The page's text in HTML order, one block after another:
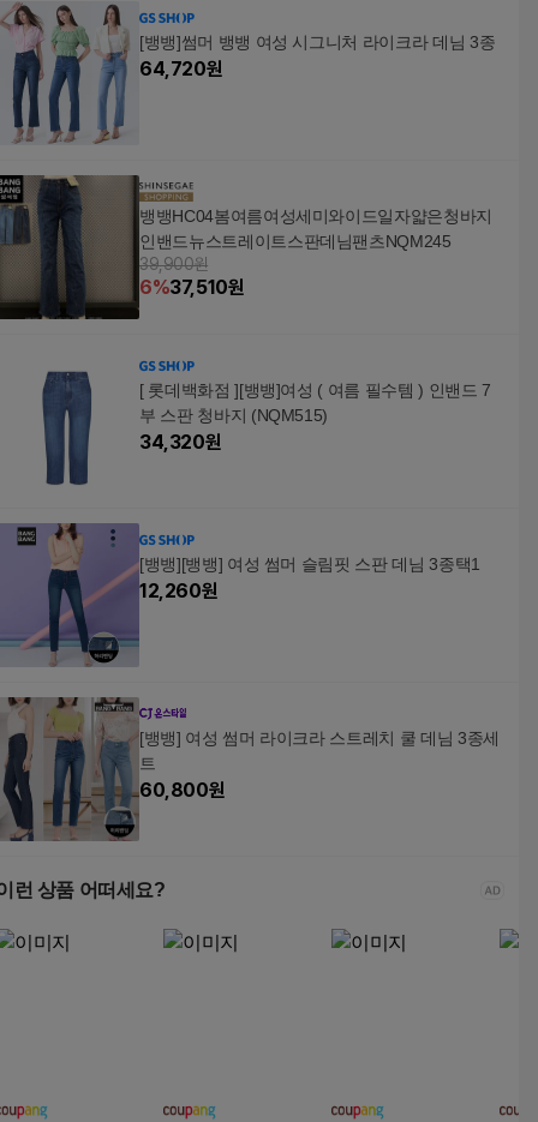
[뱅뱅]썸머 뱅뱅 여성 시그니처 라이크라 데님 3종
64,720원
뱅뱅HC04봄여름여성세미와이드일자얇은청바지
인밴드뉴스트레이트스판데님팬츠NQM245
39,900원
6%37,510원
[ 롯데백화점 ][뱅뱅]여성 ( 여름 필수템 ) 인밴드 7
부 스판 청바지 (NQM515)
34,320원
[뱅뱅][뱅뱅] 여성 썸머 슬림핏 스판 데님 3종택1
12,260원
[뱅뱅] 여성 썸머 라이크라 스트레치 쿨 데님 3종세
트
60,800원
런 상품 어떠세요?